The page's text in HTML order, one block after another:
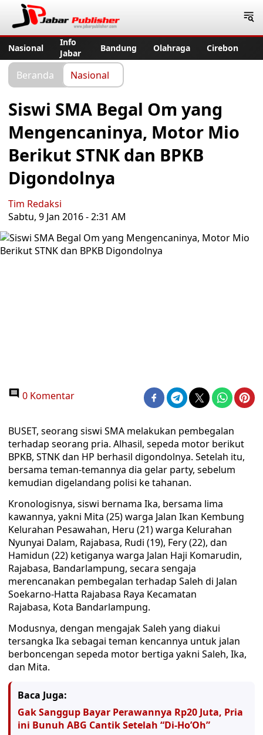
Nasional
Info
Jabar
Bandung Olahraga Cirebon
Beranda Nasional
Siswi SMA Begal Om yang
Mengencaninya, Motor Mio
Berikut STNK dan BPKB
Digondolnya
Tim Redaksi
Sabtu, 9 Jan 2016 - 2:31 AM
0 Komentar
BUSET, seorang siswi SMA melakukan pembegalan
terhadap seorang pria. Alhasil, sepeda motor berikut
BPKB, STNK dan HP berhasil digondolnya. Setelah itu,
bersama teman-temannya dia gelar party, sebelum
kemudian digelandang polisi ke tahanan.
Kronologisnya, siswi bernama Ika, bersama lima
kawannya, yakni Mita (25) warga Jalan Ikan Kembung
Kelurahan Pesawahan, Heru (21) warga Kelurahan
Nyunyai Dalam, Rajabasa, Rudi (19), Fery (22), dan
Hamidun (22) ketiganya warga Jalan Haji Komarudin,
Rajabasa, Bandarlampung, secara sengaja
merencanakan pembegalan terhadap Saleh di Jalan
Soekarno-Hatta Rajabasa Raya Kecamatan
Rajabasa, Kota Bandarlampung.
Modusnya, dengan mengajak Saleh yang diakui
tersangka Ika sebagai teman kencannya untuk jalan
berboncengan sepeda motor bertiga yakni Saleh, Ika,
dan Mita.
Baca Juga:
Gak Sanggup Bayar Perawannya Rp20 Juta, Pria
ini Bunuh ABG Cantik Setelah “Di-Ho’Oh”